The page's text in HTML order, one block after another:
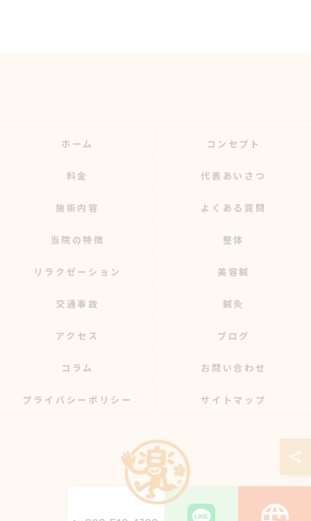
ホーム コンセプト
料金 代表あいさつ
施術内容 よくある質問
当院の特徴 整体
リラクゼーション 美容鍼
交通事故 鍼灸
アクセス ブログ
コラム お問い合わせ
プライバシーポリシー サイトマップ